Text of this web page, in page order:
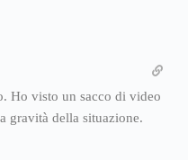
Ho visto un sacco di video
gravità della situazione.